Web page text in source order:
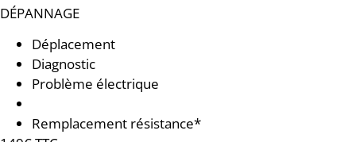
DÉPANNAGE
Déplacement
Diagnostic
Problème électrique
Remplacement résistance*